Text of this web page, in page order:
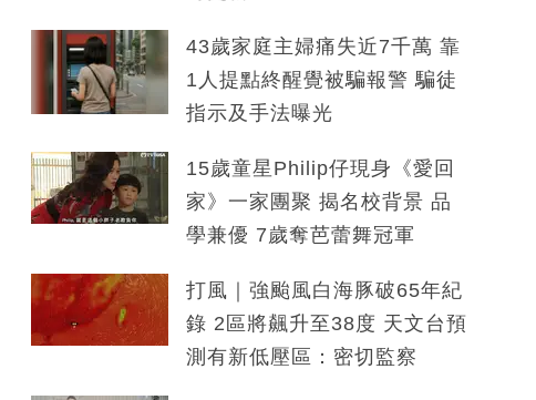
43歲家庭主婦痛失近7千萬 靠
1人提點終醒覺被騙報警 騙徒
指示及手法曝光
15歲童星Philip仔現身《愛回
家》一家團聚 揭名校背景 品
學兼優 7歲奪芭蕾舞冠軍
打風｜強颱風白海豚破65年紀
錄 2區將飆升至38度 天文台預
測有新低壓區：密切監察